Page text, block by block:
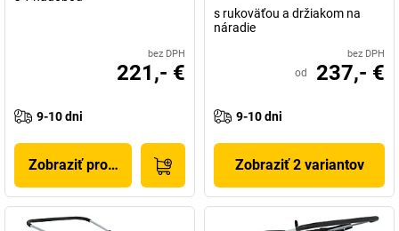
bez DPH
221,- €
9-10 dni
Zobraziť produkt
s rukoväťou a držiakom na
náradie
bez DPH
od 237,- €
9-10 dni
Zobraziť 2 variantov